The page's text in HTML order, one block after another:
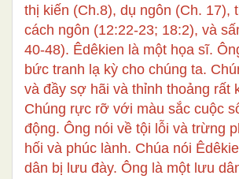
thị kiến (Ch.8), dụ ngôn (Ch. 17),
cách ngôn (12:22-23; 18:2), và
40-48). Êdêkien là một họa sĩ.
bức tranh lạ kỳ cho chúng ta.
và đầy sợ hãi và thỉnh thoảng rất
Chúng rực rỡ với màu sắc cuộc
động. Ông nói về tội lỗi và trừng
hối và phúc lành. Chúa nói
dân bị lưu đày. Ông là một lưu